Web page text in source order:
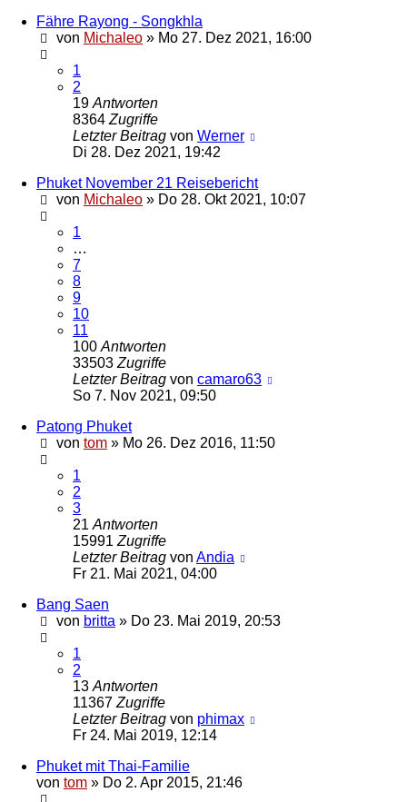
Fähre Rayong - Songkhla
von Michaleo » Mo 27. Dez 2021, 16:00
1
2
19 Antworten
8364 Zugriffe
Letzter Beitrag von Werner
Di 28. Dez 2021, 19:42
Phuket November 21 Reisebericht
von Michaleo » Do 28. Okt 2021, 10:07
1
…
7
8
9
10
11
100 Antworten
33503 Zugriffe
Letzter Beitrag von camaro63
So 7. Nov 2021, 09:50
Patong Phuket
von tom » Mo 26. Dez 2016, 11:50
1
2
3
21 Antworten
15991 Zugriffe
Letzter Beitrag von Andia
Fr 21. Mai 2021, 04:00
Bang Saen
von britta » Do 23. Mai 2019, 20:53
1
2
13 Antworten
11367 Zugriffe
Letzter Beitrag von phimax
Fr 24. Mai 2019, 12:14
Phuket mit Thai-Familie
von tom » Do 2. Apr 2015, 21:46